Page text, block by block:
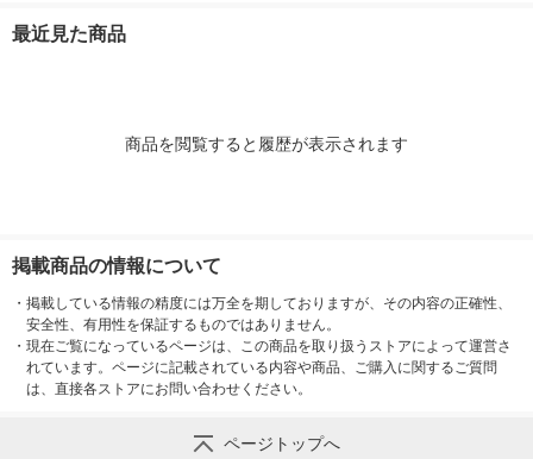
最近見た商品
商品を閲覧すると履歴が表示されます
掲載商品の情報について
・ 掲載している情報の精度には万全を期しておりますが、その内容の正確性、
安全性、有用性を保証するものではありません。
・ 現在ご覧になっているページは、この商品を取り扱うストアによって運営さ
れています。ページに記載されている内容や商品、ご購入に関するご質問
は、直接各ストアにお問い合わせください。
ページトップへ